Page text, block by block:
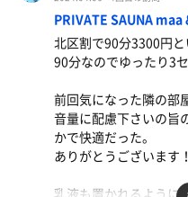
PRIVATE SAUNA maa
北区割で90分3300円と
90分なのでゆったり3
前回気になった隣の部
音量に配慮下さいの旨
かで快適だった。
ありがとうございます！
乳液も置かれるように